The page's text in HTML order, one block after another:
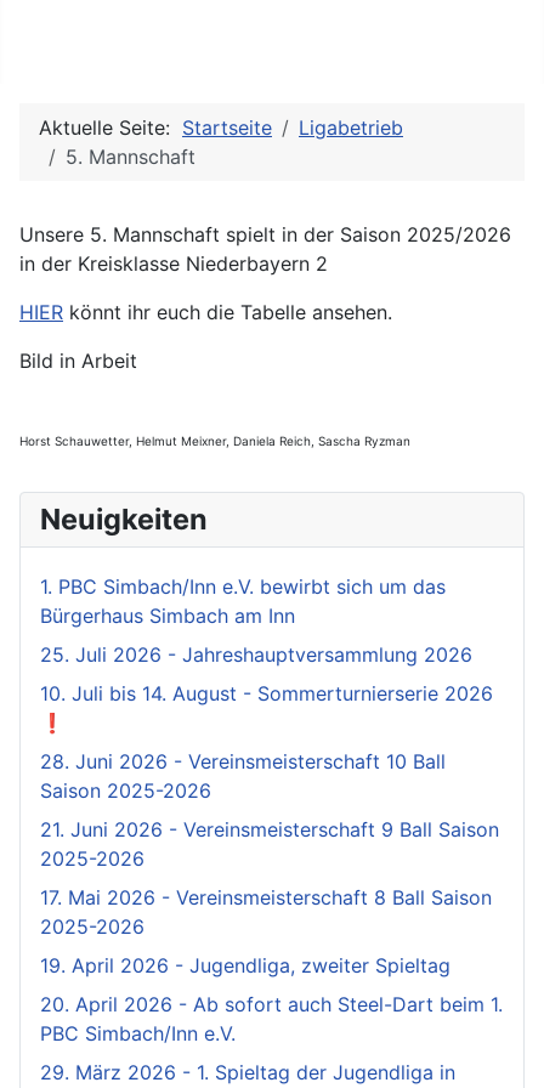
Aktuelle Seite: Startseite
Ligabetrieb
5. Mannschaft
Unsere 5. Mannschaft spielt in der Saison 2025/2026
in der Kreisklasse Niederbayern 2
HIER könnt ihr euch die Tabelle ansehen.
Bild in Arbeit
Horst Schauwetter, Helmut Meixner, Daniela Reich, Sascha Ryzman
Neuigkeiten
1. PBC Simbach/Inn e.V. bewirbt sich um das
Bürgerhaus Simbach am Inn
25. Juli 2026 - Jahreshauptversammlung 2026
10. Juli bis 14. August - Sommerturnierserie 2026
❗
28. Juni 2026 - Vereinsmeisterschaft 10 Ball
Saison 2025-2026
21. Juni 2026 - Vereinsmeisterschaft 9 Ball Saison
2025-2026
17. Mai 2026 - Vereinsmeisterschaft 8 Ball Saison
2025-2026
19. April 2026 - Jugendliga, zweiter Spieltag
20. April 2026 - Ab sofort auch Steel-Dart beim 1.
PBC Simbach/Inn e.V.
29. März 2026 - 1. Spieltag der Jugendliga in